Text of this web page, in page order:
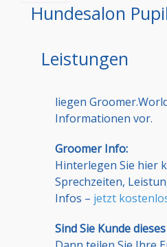
Hundesalon
Leistungen
liegen
Informationen vor.
Groomer Info:
Hinterlegen Sie hier
Sprechzeiten,
Infos – jetzt
Sind Sie Kunde